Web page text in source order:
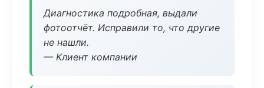
Диагностика подробная, выдали
фотоотчёт. Исправили то, что другие
не нашли.
— Клиент компании